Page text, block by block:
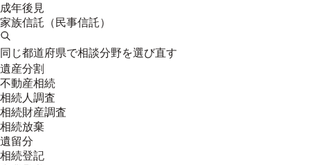
成年後見
家族信託（民事信託）
同じ都道府県で相談分野を選び直す
遺産分割
不動産相続
相続人調査
相続財産調査
相続放棄
遺留分
相続登記